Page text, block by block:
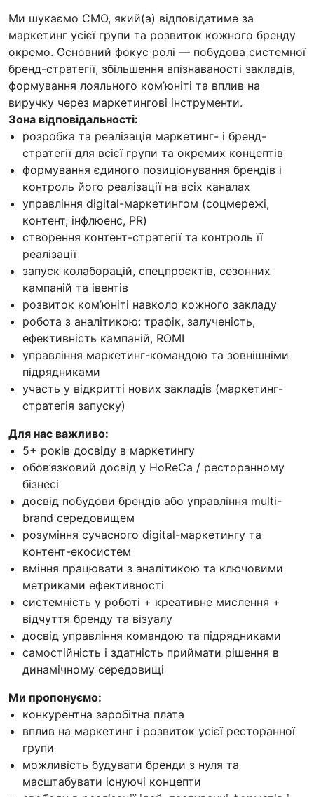
Ми шукаємо CMO, який(а) відповідатиме за
маркетинг усієї групи та розвиток кожного бренду
окремо. Основний фокус ролі — побудова системної
бренд-стратегії, збільшення впізнаваності закладів,
формування лояльного ком’юніті та вплив на
виручку через маркетингові інструменти.
Зона відповідальності:
розробка та реалізація маркетинг- і бренд-
стратегії для всієї групи та окремих концептів
формування єдиного позиціонування брендів і
контроль його реалізації на всіх каналах
управління digital-маркетингом (соцмережі,
контент, інфлюенс, PR)
створення контент-стратегії та контроль її
реалізації
запуск колаборацій, спецпроєктів, сезонних
кампаній та івентів
розвиток ком’юніті навколо кожного закладу
робота з аналітикою: трафік, залученість,
ефективність кампаній, ROMI
управління маркетинг-командою та зовнішніми
підрядниками
участь у відкритті нових закладів (маркетинг-
стратегія запуску)
Для нас важливо:
5+ років досвіду в маркетингу
обов’язковий досвід у HoReCa / ресторанному
бізнесі
досвід побудови брендів або управління multi-
brand середовищем
розуміння сучасного digital-маркетингу та
контент-екосистем
вміння працювати з аналітикою та ключовими
метриками ефективності
системність у роботі + креативне мислення +
відчуття бренду та візуалу
досвід управління командою та підрядниками
самостійність і здатність приймати рішення в
динамічному середовищі
Ми пропонуємо:
конкурентна заробітна плата
вплив на маркетинг і розвиток усієї ресторанної
групи
можливість будувати бренди з нуля та
масштабувати існуючі концепти